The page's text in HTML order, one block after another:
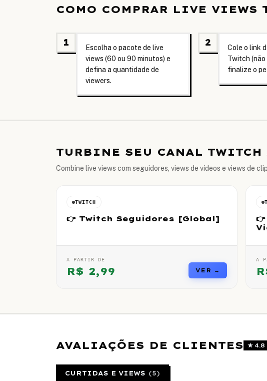
COMO COMPRAR LIVE VIEWS
1
Escolha o pacote de live
views (60 ou 90 minutos) e
defina a quantidade de
viewers.
2
Cole o link
Twitch (não
finalize o
TURBINE SEU CANAL
Combine live views com seguidores, views de vídeos e views de
TWITCH
👉 Twitch Seguidores [Global]
A PARTIR DE
R$ 2,99 VER →
A
AVALIAÇÕES DE CLIENTES ★ 4.8
CURTIDAS E VIEWS (5)